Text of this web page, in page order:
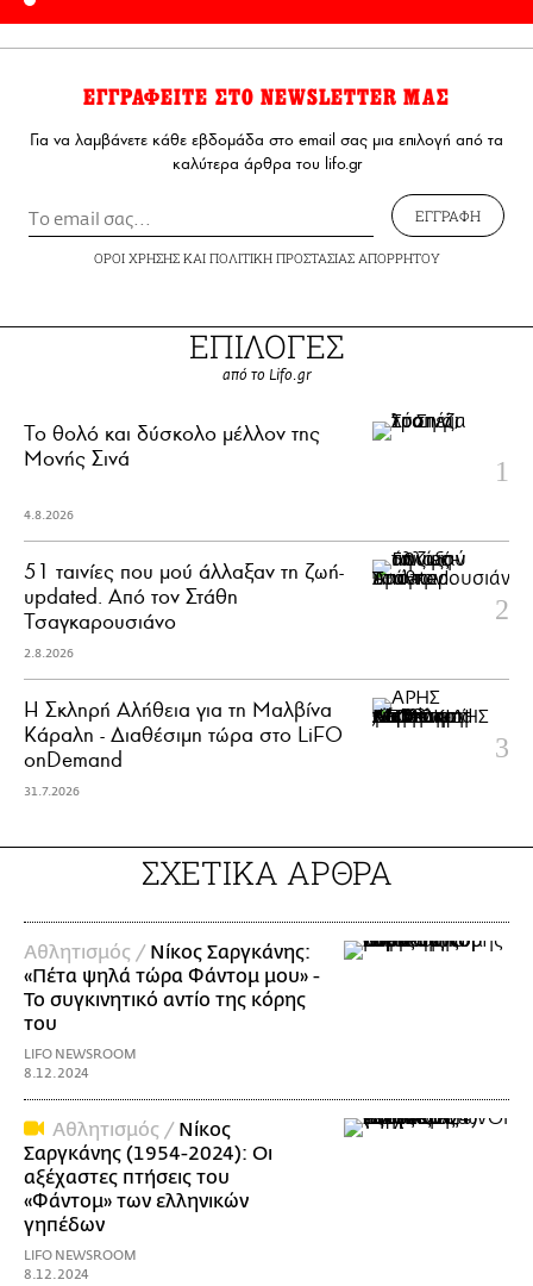
ΕΓΓΡΑΦΕΙΤΕ ΣΤΟ NEWSLETTER ΜΑΣ
Για να λαμβάνετε κάθε εβδομάδα στο email σας μια επιλογή από τα
καλύτερα άρθρα του lifo.gr
ΕΓΓΡΑΦΗ
ΟΡΟΙ ΧΡΗΣΗΣΚΑΙ ΠΟΛΙΤΙΚΗ ΠΡΟΣΤΑΣΙΑΣ ΑΠΟΡΡΗΤΟΥ
ΕΠΙΛΟΓΕΣ
από το Lifo.gr
Το θολό και δύσκολο μέλλον της
Μονής Σινά
4.8.2026
51 ταινίες που μού άλλαξαν τη ζωή-
updated. Aπό τον Στάθη
Τσαγκαρουσιάνο
2.8.2026
Η Σκληρή Αλήθεια για τη Μαλβίνα
Κάραλη - Διαθέσιμη τώρα στo LiFO
onDemand
31.7.2026
ΣΧΕΤΙΚΑ ΑΡΘΡΑ
Αθλητισμός / Νίκος Σαργκάνης:
«Πέτα ψηλά τώρα Φάντομ μου» -
Το συγκινητικό αντίο της κόρης
του
LIFO NEWSROOM
8.12.2024
Αθλητισμός / Νίκος
Σαργκάνης (1954-2024): Οι
αξέχαστες πτήσεις του
«Φάντομ» των ελληνικών
γηπέδων
LIFO NEWSROOM
8.12.2024